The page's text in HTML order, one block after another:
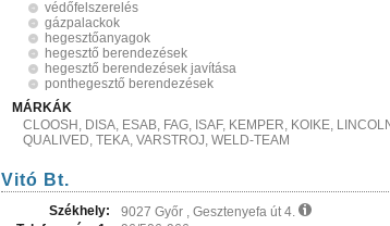
védőfelszerelés
gázpalackok
hegesztőanyagok
hegesztő berendezések
hegesztő berendezések javítása
ponthegesztő berendezések
MÁRKÁK
CLOOSH, DISA, ESAB, FAG, ISAF, KEMPER, KOIKE,
QUALIVED, TEKA, VARSTROJ, WELD-TEAM
Vitó Bt.
Székhely:
9027 Győr , Gesztenyefa út 4.